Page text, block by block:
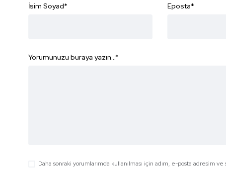
İsim Soyad* Eposta*
Yorumunuzu buraya yazın...*
Daha sonraki yorumlarımda kullanılması için adım, e-posta adresim